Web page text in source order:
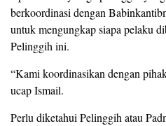
berkoordinasi dengan
untuk mengungkap siapa pelaku
Pelinggih ini.
“Kami koordinasikan dengan
ucap Ismail.
Perlu diketahui Pelinggih atau